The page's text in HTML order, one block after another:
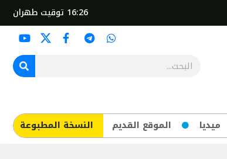
16:26 توقيت طهران
ميديا الموقع القديم ​النسخة المطبوعة